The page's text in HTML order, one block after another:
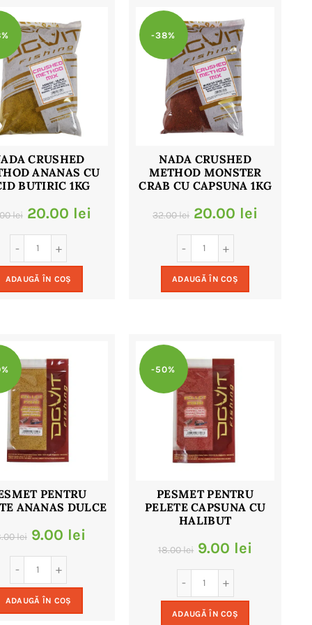
CRUSHED
ANANAS CU
BUTIRIC 1KG
lei Prețul
inițial
a
fost:
20.00 lei
ADAUGĂ ÎN COȘ
-38%
NADA CRUSHED
METHOD MONSTER
CRAB CU CAPSUNA 1KG
32.00lei Prețul
inițial
a
fost:
20.00 lei
ADAUGĂ ÎN COȘ
PENTRU
ANANAS DULCE
lei Prețul
inițial
a
fost:
9.00 lei
ADAUGĂ ÎN COȘ
-50%
PESMET PENTRU
PELETE CAPSUNA CU
HALIBUT
18.00lei Prețul
inițial
a
fost:
9.00 lei
ADAUGĂ ÎN COȘ